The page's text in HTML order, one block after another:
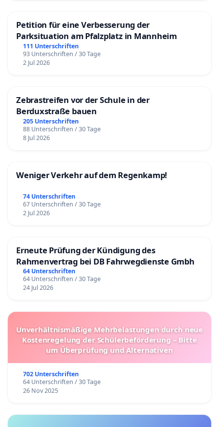
Petition für eine Verbesserung der
Parksituation am Pfalzplatz in Mannheim
111 Unterschriften
93 Unterschriften / 30 Tage
2 Jul 2026
Zebrastreifen vor der Schule in der
Berduxstraße bauen
205 Unterschriften
88 Unterschriften / 30 Tage
8 Jul 2026
Weniger Verkehr auf dem Regenkamp!
74 Unterschriften
67 Unterschriften / 30 Tage
2 Jul 2026
Erneute Prüfung der Kündigung des
Rahmenvertrag bei DB Fahrwegdienste Gmbh
64 Unterschriften
64 Unterschriften / 30 Tage
24 Jul 2026
Unverhältnismäßige Mehrbelastungen durch neue
Kostenregelung der Schülerbeförderung – Bitte
um Überprüfung und Alternativen
702 Unterschriften
64 Unterschriften / 30 Tage
26 Nov 2025